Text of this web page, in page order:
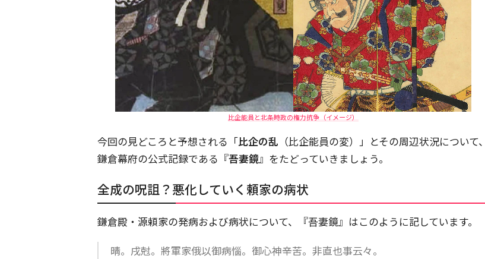
比企能員と北条時政の権力抗争（イメージ）
今回の見どころと予想される「比企の乱 （比企能員の変）」とその周辺状況について、
鎌倉幕府の公式記録である『吾妻鏡』をたどっていきましょう。
全成の呪詛？悪化していく頼家の病状
鎌倉殿・源頼家の発病および病状について、『吾妻鏡』はこのように記しています。
晴。戌尅。將軍家俄以御病惱。御心神辛苦。非直也事云々。